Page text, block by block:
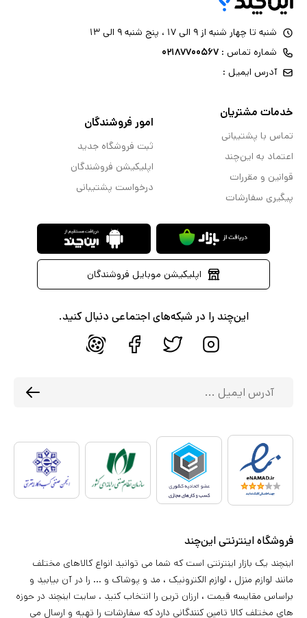
شنبه تا چهار شنبه از ۹ الی ۱۷ ، پنج شنبه ۹ الی ۱۳
شماره تماس : ۰۲۱۸۷۷۰۰۵۶۷
آدرس ایمیل :
خدمات مشتریان
تماس با پشتیبانی
اعتماد به این‌چند
قوانین و مقررات
پیگیری سفارشات
امور فروشندگان
ثبت فروشگاه جدید
اپلیکیشن فروشندگان
درخواست پشتیبانی
اپلیکیشن موبایل فروشندگان
این‌چند را در شبکه‌های اجتماعی دنبال کنید.
فروشگاه اینترنتی این‌چند
اینچند یک بازار اینترنتی است که شما می توانید انواع کالاهای مختلف
مانند لوازم منزل ، لوازم الکترونیک ، مد و پوشاک و ... را در آن بیابید و
براساس مقایسه قیمت ، ارزان ترین را انتخاب کنید . سایت اینچند در حوزه
های مختلف کالا تامین کنندگانی دارد که سفارشات را تهیه و ارسال می